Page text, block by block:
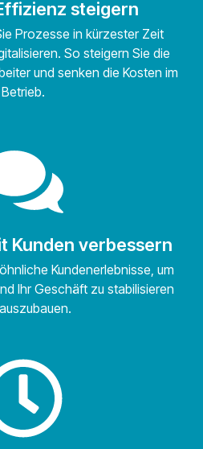
steigern
Prozesse in kürzester Zeit
So steigern Sie die
und senken die Kosten im
Betrieb.
Kunden verbessern
Kundenerlebnisse, um
Ihr Geschäft zu stabilisieren